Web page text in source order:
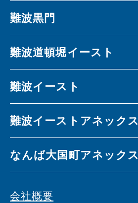
難波黒門
難波道頓堀イースト
難波イースト
難波イーストアネックス
なんば大国町アネックス
会社概要